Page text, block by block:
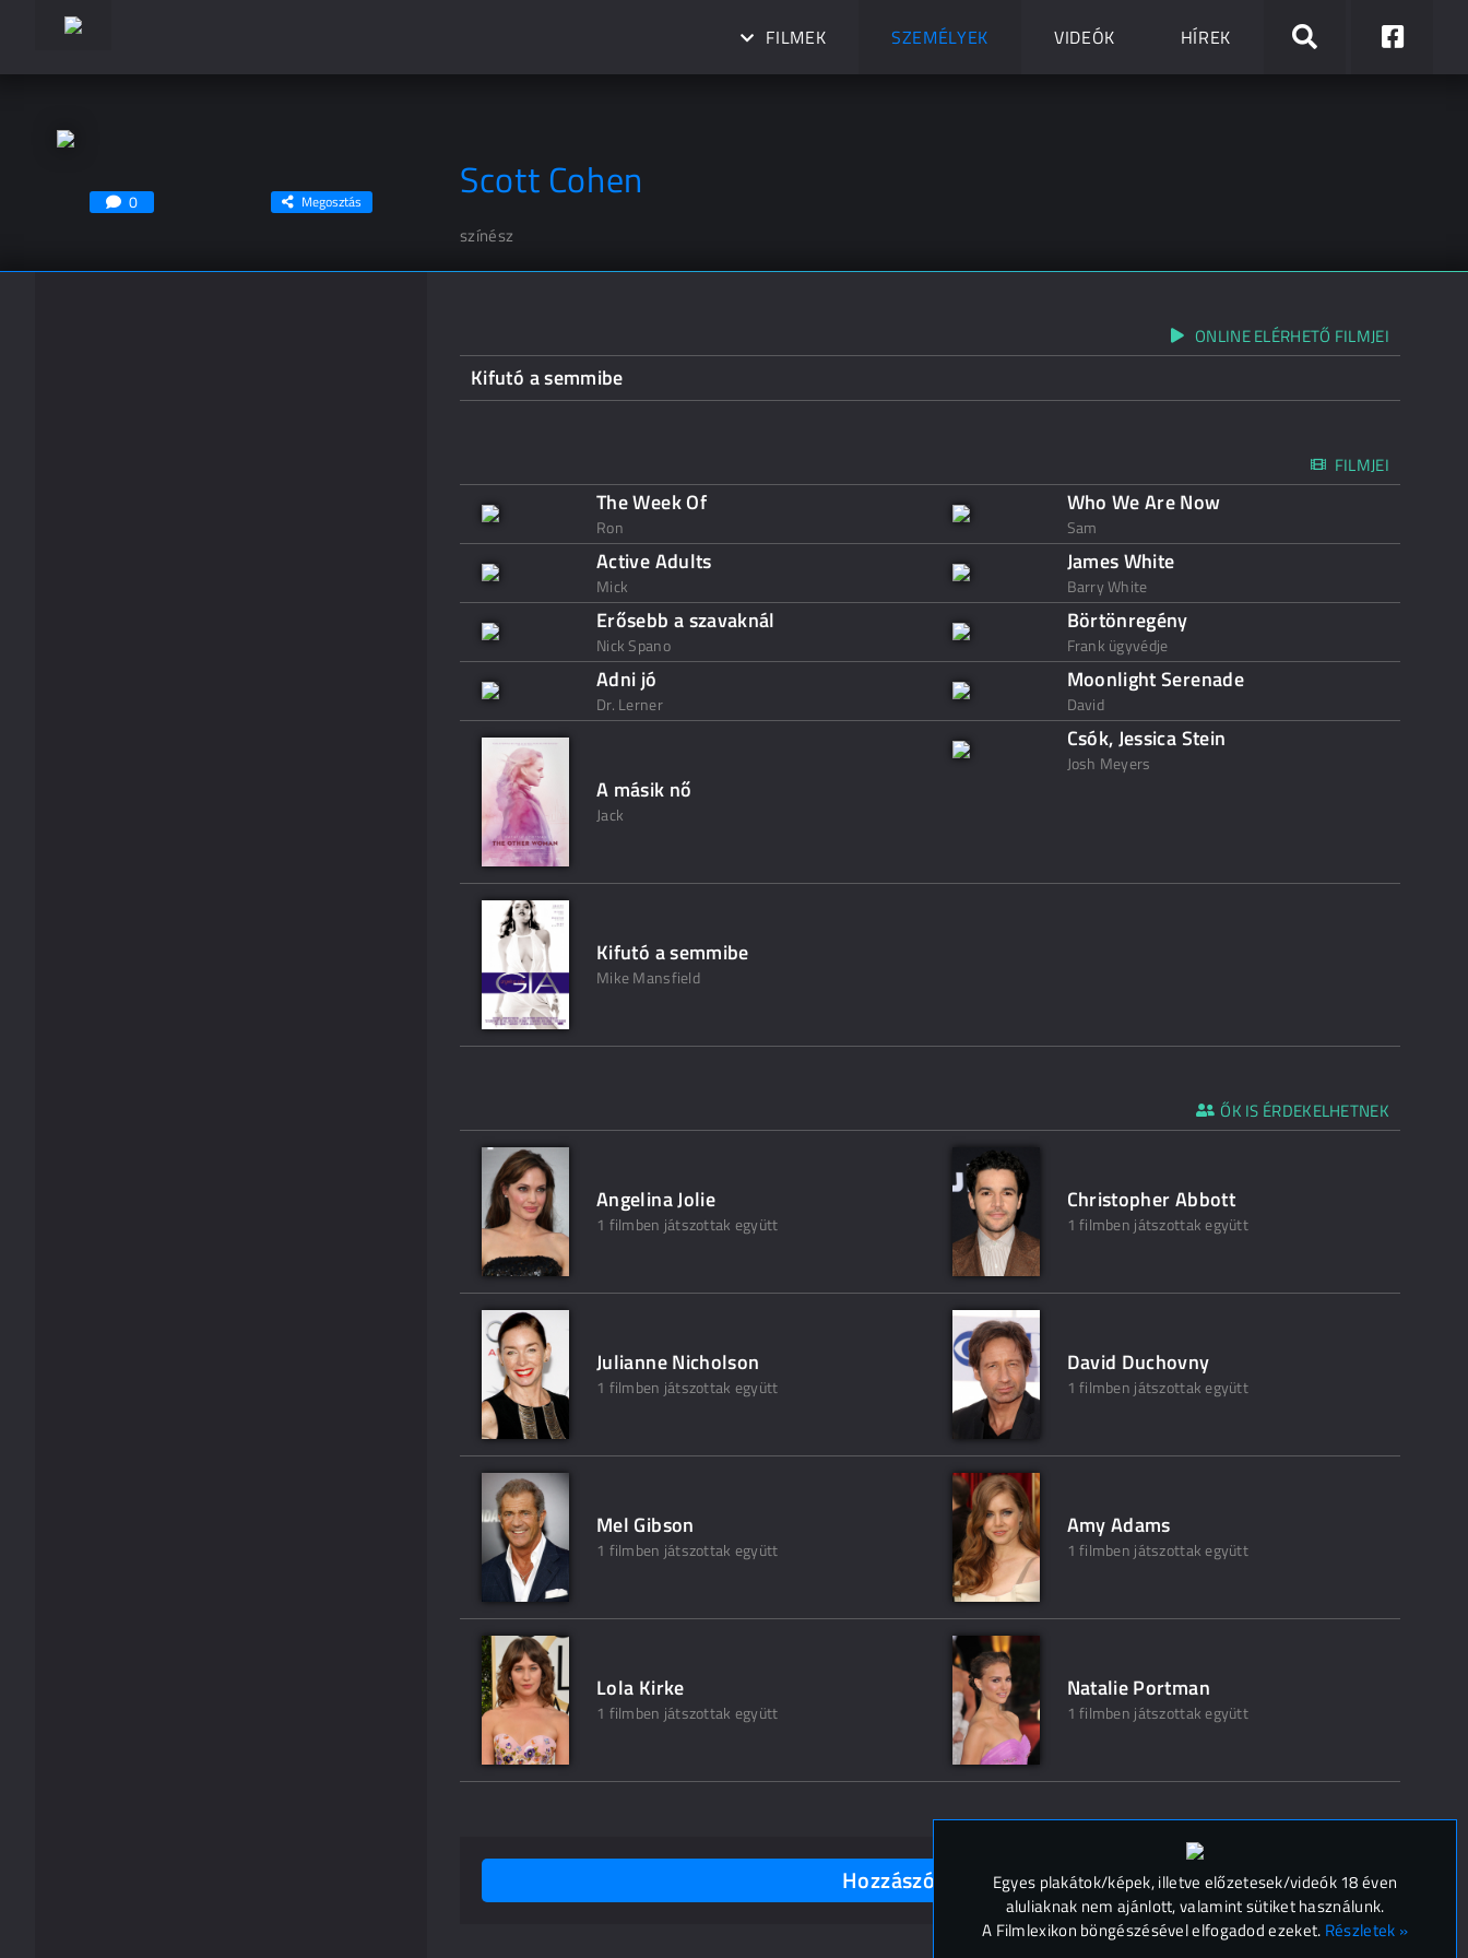
FILMEK SZEMÉLYEK VIDEÓK HÍREK
Scott Cohen
színész
0 Megosztás
ONLINE ELÉRHETŐ FILMJEI
Kifutó a semmibe
FILMJEI
The Week Of
Ron
Who We Are Now
Sam
Active Adults
Mick
James White
Barry White
Erősebb a szavaknál
Nick Spano
Börtönregény
Frank ügyvédje
Adni jó
Dr. Lerner
Moonlight Serenade
David
A másik nő
Jack
Csók, Jessica Stein
Josh Meyers
Kifutó a semmibe
Mike Mansfield
ŐK IS ÉRDEKELHETNEK
Angelina Jolie
1 filmben játszottak együtt
Christopher Abbott
1 filmben játszottak együtt
Julianne Nicholson
1 filmben játszottak együtt
David Duchovny
1 filmben játszottak együtt
Mel Gibson
1 filmben játszottak együtt
Amy Adams
1 filmben játszottak együtt
Lola Kirke
1 filmben játszottak együtt
Natalie Portman
1 filmben játszottak együtt
Hozzászólások (0)
Egyes plakátok/képek, illetve előzetesek/videók 18 éven
aluliaknak nem ajánlott, valamint sütiket használunk.
A Filmlexikon böngészésével elfogadod ezeket. Részletek »